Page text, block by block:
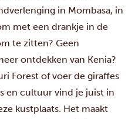
in Mombasa, in
met een drankje in de
te zitten? Geen
ontdekken van Kenia?
Forest of voer de giraffes
en cultuur vind je juist in
kustplaats. Het maakt